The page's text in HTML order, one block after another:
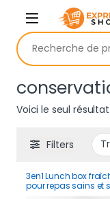
Skip to navigation
Skip to content
Recherche pour :
Voici le seul résultat
Filters
3en1 Lunch box
pour repas sains et